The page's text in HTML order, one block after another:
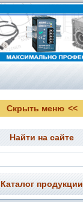
Скрыть меню
Найти на сайте
Каталог продукции